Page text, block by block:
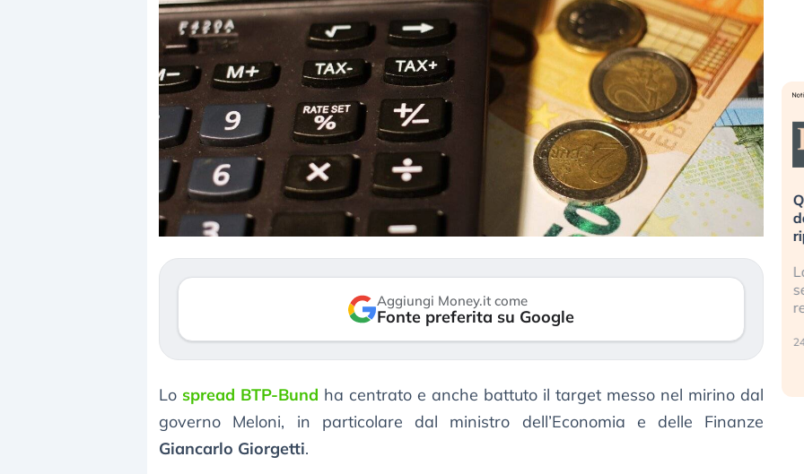
Aggiungi Money.it come
Fonte preferita su Google
Lo spread BTP-Bund ha centrato e anche battuto il target messo nel mirino dal
governo Meloni, in particolare dal ministro dell’Economia e delle Finanze
Giancarlo Giorgetti.
Dalle valutazioni estreme alla
correzione. Cosa sta guidando il
repricing degli asset?
Gli investitori stanno finalmente
mostrando segni di stanchezza
«La mia vita è rovinata». Investitori
in preda al panico dopo lo scoppio
della bolla AI
30 luglio 2026
Quando la finanza pesa più
dell’economia reale. L’America sta
ripetendo gli errori del 2008?
La ricchezza mondiale cresce, ma è
sempre più sganciata dall’economia
reale. (…)
24 luglio 2026